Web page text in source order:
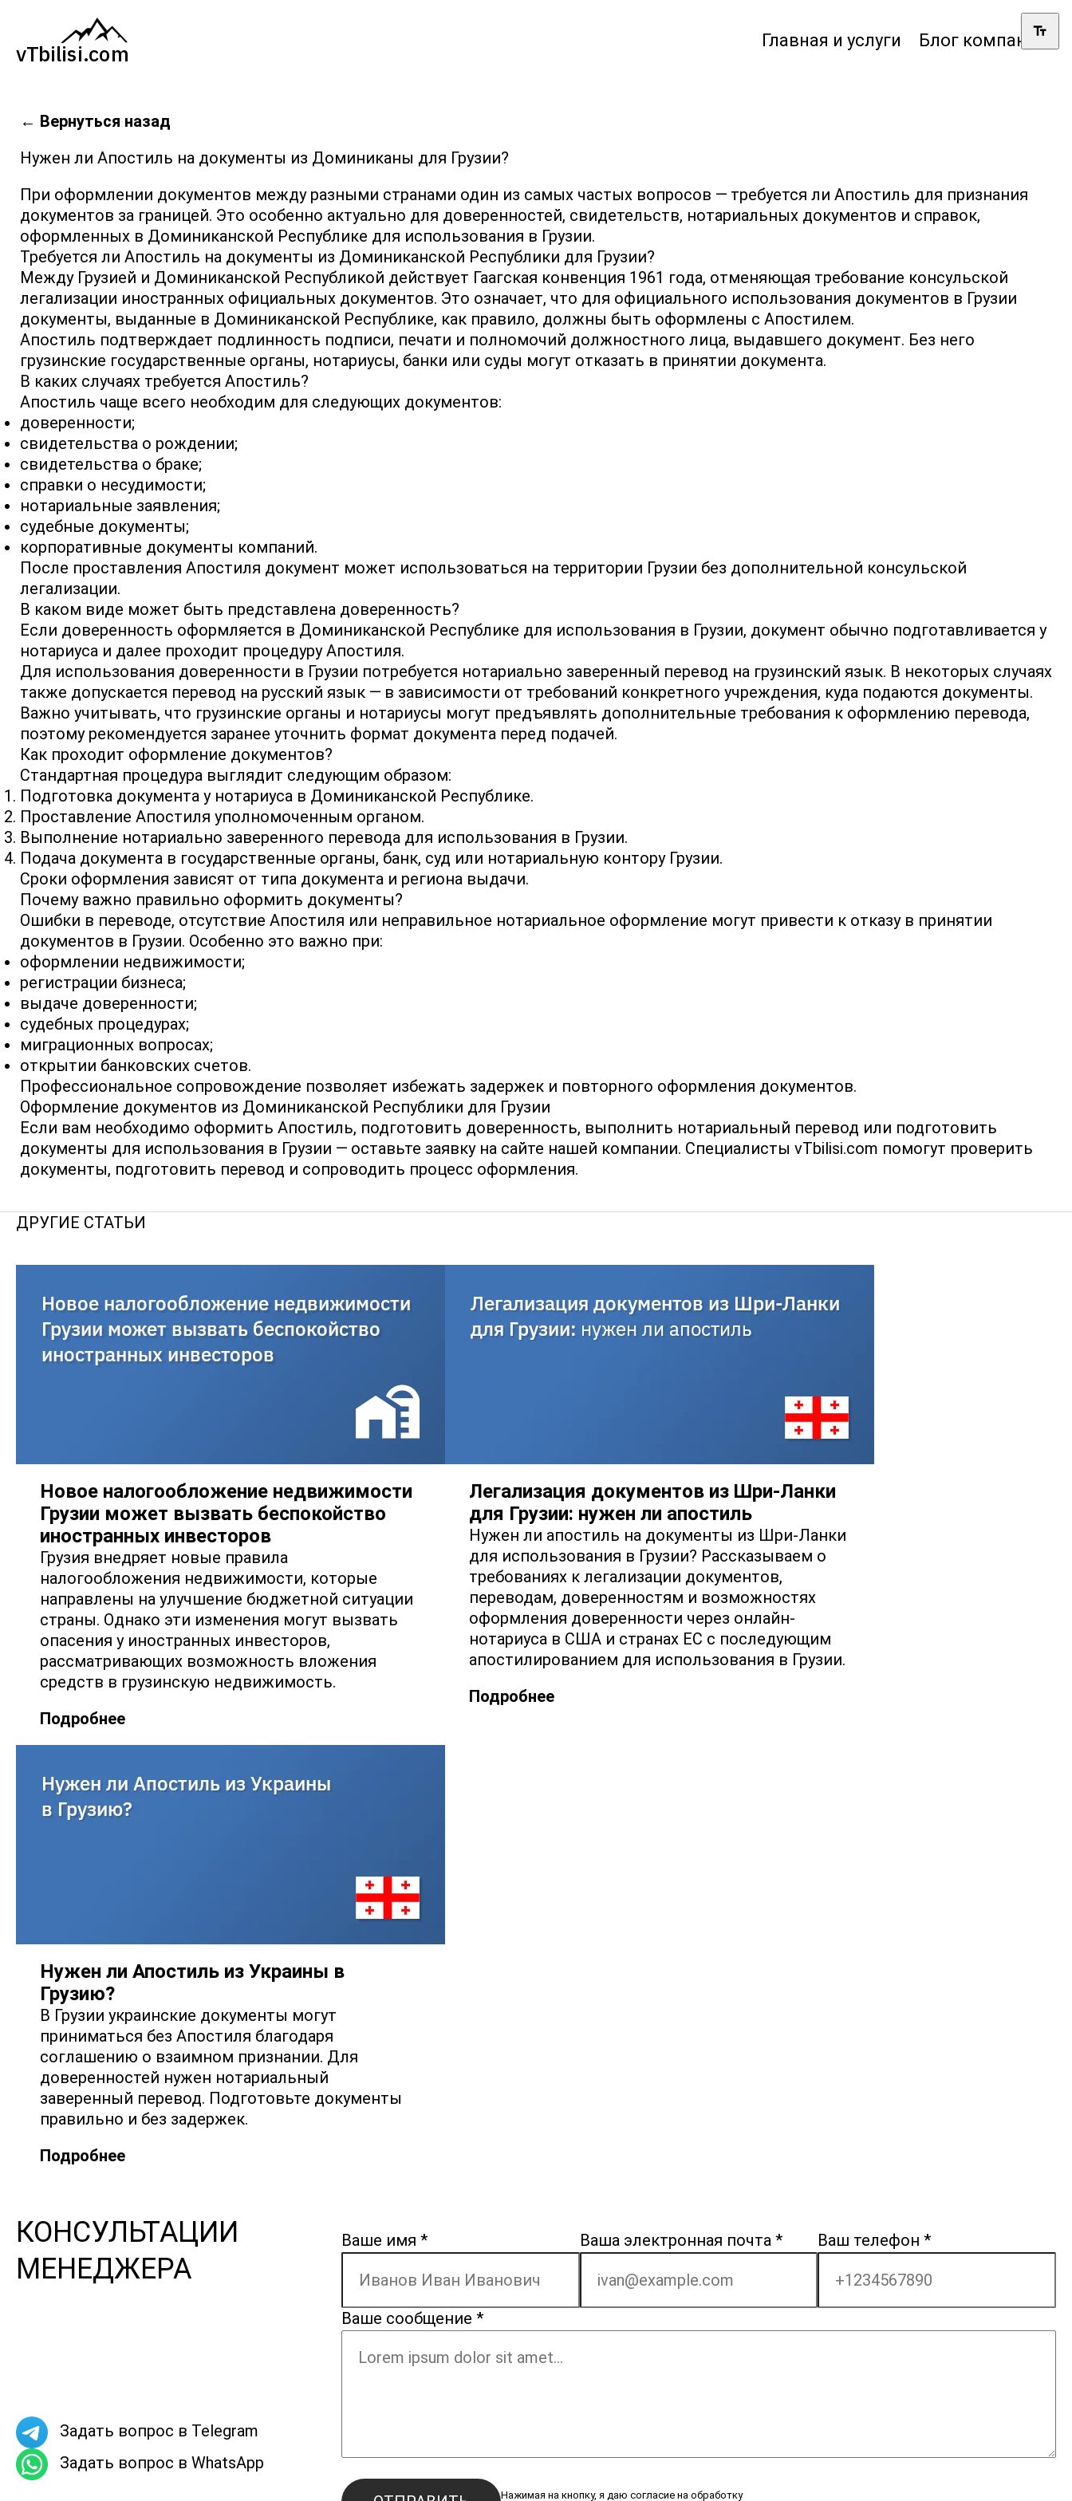
Главная и услуги Блог компании
← Вернуться назад
Нужен ли Апостиль на документы из Доминиканы для Грузии?
При оформлении документов между разными странами один из самых частых вопросов — требуется ли Апостиль для признания
документов за границей. Это особенно актуально для доверенностей, свидетельств, нотариальных документов и справок,
оформленных в Доминиканской Республике для использования в Грузии.
Требуется ли Апостиль на документы из Доминиканской Республики для Грузии?
Между Грузией и Доминиканской Республикой действует Гаагская конвенция 1961 года, отменяющая требование консульской
легализации иностранных официальных документов. Это означает, что для официального использования документов в Грузии
документы, выданные в Доминиканской Республике, как правило, должны быть оформлены с Апостилем.
Апостиль подтверждает подлинность подписи, печати и полномочий должностного лица, выдавшего документ. Без него
грузинские государственные органы, нотариусы, банки или суды могут отказать в принятии документа.
В каких случаях требуется Апостиль?
Апостиль чаще всего необходим для следующих документов:
доверенности;
свидетельства о рождении;
свидетельства о браке;
справки о несудимости;
нотариальные заявления;
судебные документы;
корпоративные документы компаний.
После проставления Апостиля документ может использоваться на территории Грузии без дополнительной консульской
легализации.
В каком виде может быть представлена доверенность?
Если доверенность оформляется в Доминиканской Республике для использования в Грузии, документ обычно подготавливается у
нотариуса и далее проходит процедуру Апостиля.
Для использования доверенности в Грузии потребуется нотариально заверенный перевод на грузинский язык. В некоторых случаях
также допускается перевод на русский язык — в зависимости от требований конкретного учреждения, куда подаются документы.
Важно учитывать, что грузинские органы и нотариусы могут предъявлять дополнительные требования к оформлению перевода,
поэтому рекомендуется заранее уточнить формат документа перед подачей.
Как проходит оформление документов?
Стандартная процедура выглядит следующим образом:
Подготовка документа у нотариуса в Доминиканской Республике.
Проставление Апостиля уполномоченным органом.
Выполнение нотариально заверенного перевода для использования в Грузии.
Подача документа в государственные органы, банк, суд или нотариальную контору Грузии.
Сроки оформления зависят от типа документа и региона выдачи.
Почему важно правильно оформить документы?
Ошибки в переводе, отсутствие Апостиля или неправильное нотариальное оформление могут привести к отказу в принятии
документов в Грузии. Особенно это важно при:
оформлении недвижимости;
регистрации бизнеса;
выдаче доверенности;
судебных процедурах;
миграционных вопросах;
открытии банковских счетов.
Профессиональное сопровождение позволяет избежать задержек и повторного оформления документов.
Оформление документов из Доминиканской Республики для Грузии
Если вам необходимо оформить Апостиль, подготовить доверенность, выполнить нотариальный перевод или подготовить
документы для использования в Грузии — оставьте заявку на сайте нашей компании. Специалисты vTbilisi.com помогут проверить
документы, подготовить перевод и сопроводить процесс оформления.
ДРУГИЕ СТАТЬИ
Новое налогообложение недвижимости
Грузии может вызвать беспокойство
иностранных инвесторов
Грузия внедряет новые правила
налогообложения недвижимости, которые
направлены на улучшение бюджетной ситуации
страны. Однако эти изменения могут вызвать
опасения у иностранных инвесторов,
рассматривающих возможность вложения
средств в грузинскую недвижимость.
Подробнее
Легализация документов из Шри‐Ланки
для Грузии: нужен ли апостиль
Нужен ли апостиль на документы из Шри‐Ланки
для использования в Грузии? Рассказываем о
требованиях к легализации документов,
переводам, доверенностям и возможностях
оформления доверенности через онлайн‐
нотариуса в США и странах ЕС с последующим
апостилированием для использования в Грузии.
Подробнее
Нужен ли Апостиль из Украины в
Грузию?
В Грузии украинские документы могут
приниматься без Апостиля благодаря
соглашению о взаимном признании. Для
доверенностей нужен нотариальный
заверенный перевод. Подготовьте документы
правильно и без задержек.
Подробнее
КОНСУЛЬТАЦИИ
МЕНЕДЖЕРА
Задать вопрос в Telegram
Задать вопрос в WhatsApp
Ваше имя * Ваша электронная почта * Ваш телефон*
Ваше сообщение *
Нажимая на кнопку, я даю согласие на обработку